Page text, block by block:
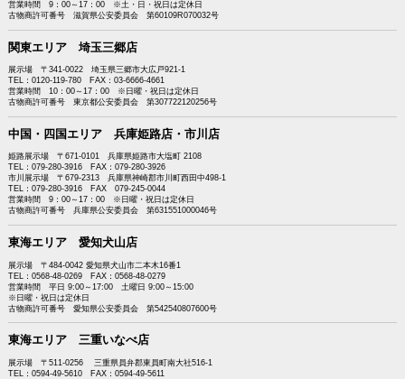
営業時間 9：00～17：00 ※土・日・祝日は定休日
古物商許可番号 滋賀県公安委員会 第60109R070032号
関東エリア 埼玉三郷店
展示場 〒341-0022 埼玉県三郷市大広戸921-1
TEL：0120-119-780 FAX：03-6666-4661
営業時間 10：00～17：00 ※日曜・祝日は定休日
古物商許可番号 東京都公安委員会 第307722120256号
中国・四国エリア 兵庫姫路店・市川店
姫路展示場 〒671-0101 兵庫県姫路市大塩町 2108
TEL：079-280-3916 FAX：079-280-3926
市川展示場 〒679-2313 兵庫県神崎郡市川町西田中498-1
TEL：079-280-3916 FAX 079-245-0044
営業時間 9：00～17：00 ※日曜・祝日は定休日
古物商許可番号 兵庫県公安委員会 第631551000046号
東海エリア 愛知犬山店
展示場 〒484-0042 愛知県犬山市二本木16番1
TEL：0568-48-0269 FAX：0568-48-0279
営業時間 平日 9:00～17:00 土曜日 9:00～15:00
※日曜・祝日は定休日
古物商許可番号 愛知県公安委員会 第542540807600号
東海エリア 三重いなべ店
展示場 〒511-0256 三重県員弁郡東員町南大社516-1
TEL：0594-49-5610 FAX：0594-49-5611